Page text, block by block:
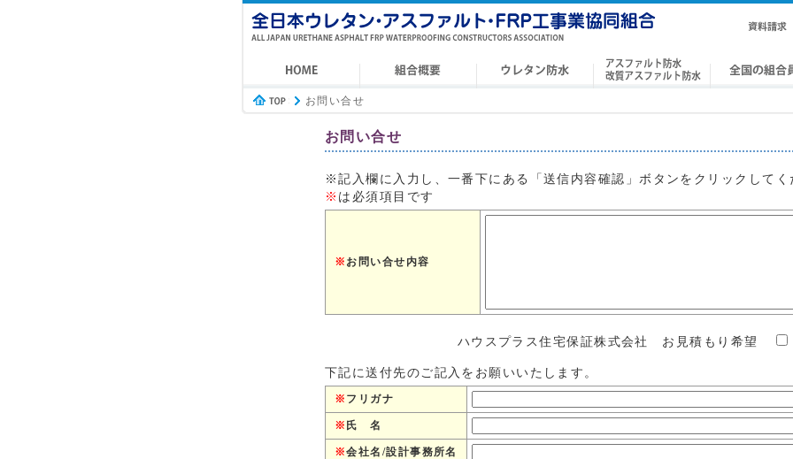
お問い合せ
お問い合せ
※記入欄に入力し、一番下にある「送信内容確認」ボタンをクリックしてく
※ は必須項目です
※ お問い合せ内容
ハウスプラス住宅保証株式会社 お見積もり希望
下記に送付先のご記入をお願いいたします。
※ フリガナ
※ 氏 名
※会社名/設計事務所名